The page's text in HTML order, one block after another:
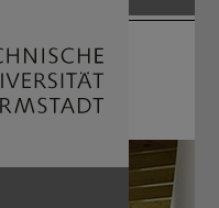
Suche öffnen